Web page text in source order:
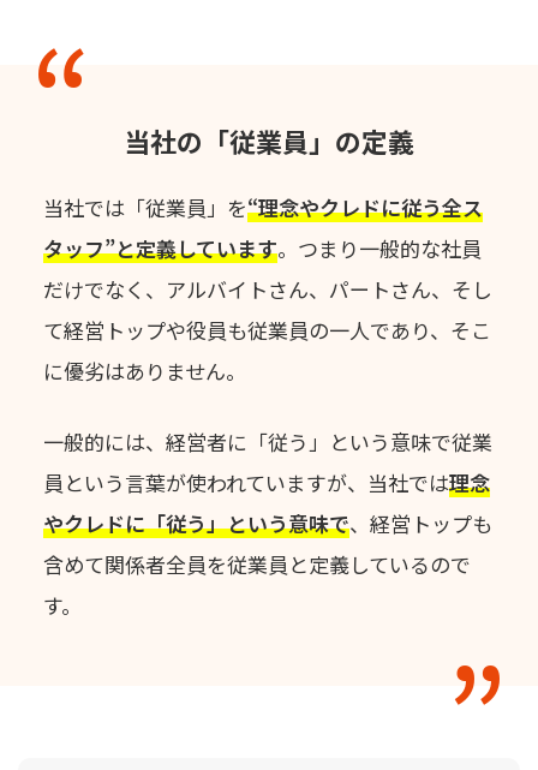
当社の「従業員」の定義
当社では「従業員」を“理念やクレドに従う全ス
タッフ”と定義しています。 つまり一般的な社員
だけでなく、アルバイトさん、パートさん、 そし
て経営トップや役員も従業員の一人であり、そこ
に優劣はありません。
一般的には、経営者に「従う」という意味で従業
員という言葉が使われていますが、 当社では理念
やクレドに「従う」という意味で、 経営トップも
含めて関係者全員を従業員と定義しているので
す。